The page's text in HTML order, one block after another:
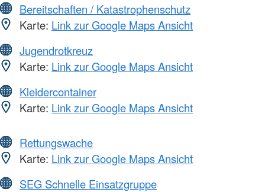
Bereitschaften / Katastrophenschutz
Karte: Link zur Google Maps Ansicht
Jugendrotkreuz
Karte: Link zur Google Maps Ansicht
Kleidercontainer
Karte: Link zur Google Maps Ansicht
Rettungswache
Karte: Link zur Google Maps Ansicht
SEG Schnelle Einsatzgruppe